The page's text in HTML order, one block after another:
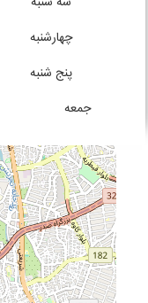
چهارشنبه
پنج شنبه
جمعه